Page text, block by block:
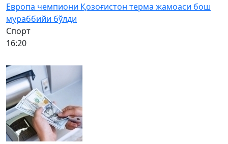
Европа чемпиони Қозоғистон терма жамоаси бош
мураббийи бўлди
Спорт
16:20